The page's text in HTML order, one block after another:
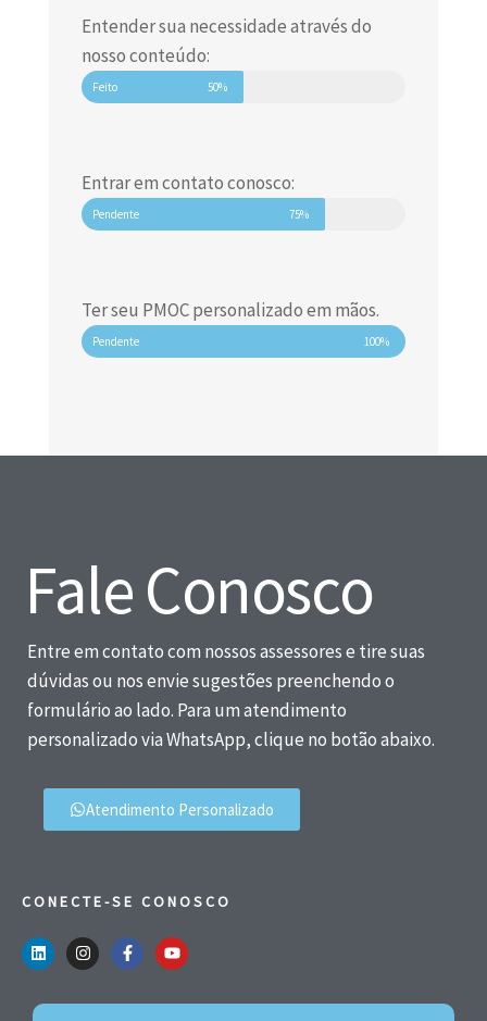
Entender sua necessidade através do
nosso conteúdo:
Feito 50%
Entrar em contato conosco:
Pendente 75%
Ter seu PMOC personalizado em mãos.
Pendente 100%
Fale Conosco
Entre em contato com nossos assessores e tire suas
dúvidas ou nos envie sugestões preenchendo o
formulário ao lado. Para um atendimento
personalizado via WhatsApp, clique no botão abaixo.
Atendimento Personalizado
CONECTE-SE CONOSCO